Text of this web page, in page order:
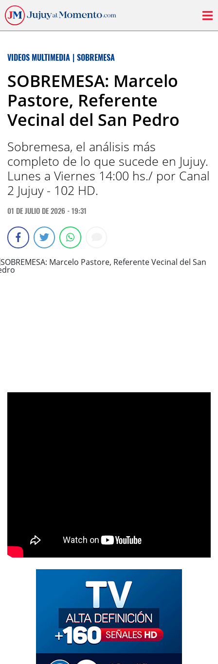
VIDEOS MULTIMEDIA | SOBREMESA
SOBREMESA: Marcelo
Pastore, Referente
Vecinal del San Pedro
Sobremesa, el análisis más
completo de lo que sucede en Jujuy.
Lunes a Viernes 14:00 hs./ por Canal
2 Jujuy - 102 HD.
01 DE JULIO DE 2026 - 19:31